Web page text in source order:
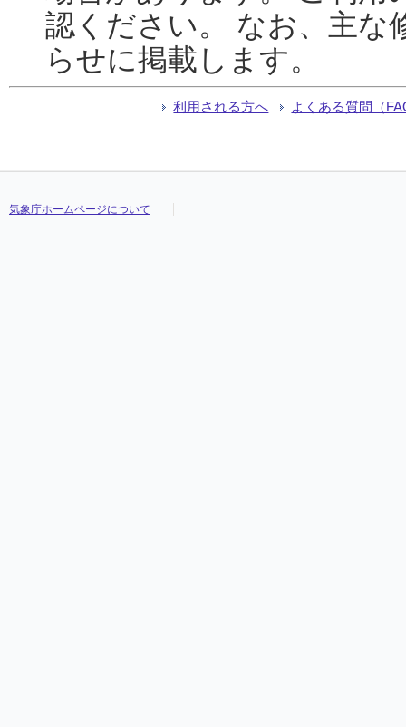
認ください。 なお、主な
らせに掲載します。
利用される方へ よくある質問（
気象庁ホームページについて